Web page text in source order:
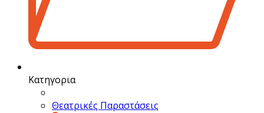
Κατηγορια
Θεατρικές Παραστάσεις